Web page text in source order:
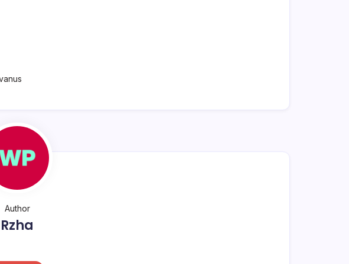
Author
Rzha